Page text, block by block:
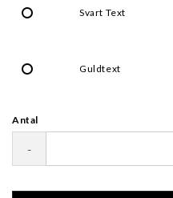
Svart Text
Guldtext
Antal
-